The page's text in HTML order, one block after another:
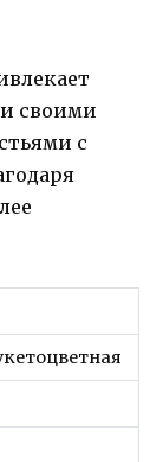
своими
с